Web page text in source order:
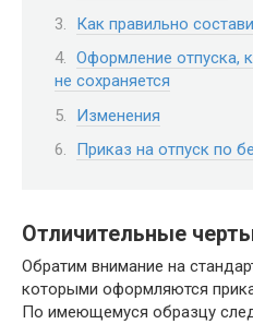
Как правильно
Оформление отпуска,
не сохраняется
Изменения
Приказ на отпуск по
Отличительные
Обратим внимание на
которыми оформляются
По имеющемуся образцу